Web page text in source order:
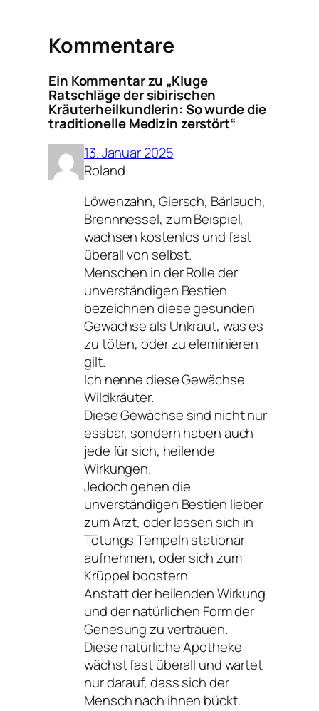
Kommentare
Ein Kommentar zu „Kluge
Ratschläge der sibirischen
Kräuterheilkundlerin: So wurde die
traditionelle Medizin zerstört“
13. Januar 2025
Roland
Löwenzahn, Giersch, Bärlauch,
Brennnessel, zum Beispiel,
wachsen kostenlos und fast
überall von selbst.
Menschen in der Rolle der
unverständigen Bestien
bezeichnen diese gesunden
Gewächse als Unkraut, was es
zu töten, oder zu eleminieren
gilt.
Ich nenne diese Gewächse
Wildkräuter.
Diese Gewächse sind nicht nur
essbar, sondern haben auch
jede für sich, heilende
Wirkungen.
Jedoch gehen die
unverständigen Bestien lieber
zum Arzt, oder lassen sich in
Tötungs Tempeln stationär
aufnehmen, oder sich zum
Krüppel boostern.
Anstatt der heilenden Wirkung
und der natürlichen Form der
Genesung zu vertrauen.
Diese natürliche Apotheke
wächst fast überall und wartet
nur darauf, dass sich der
Mensch nach ihnen bückt.